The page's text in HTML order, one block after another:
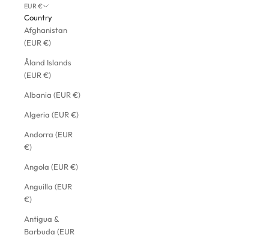
EUR €
Country
Afghanistan
(EUR €)
Åland Islands
(EUR €)
Albania (EUR €)
Algeria (EUR €)
Andorra (EUR
€)
Angola (EUR €)
Anguilla (EUR
€)
Antigua &
Barbuda (EUR